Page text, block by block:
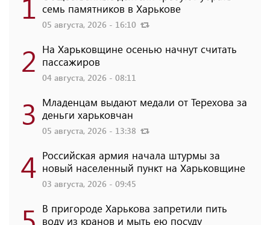
семь памятников в Харькове
05 августа, 2026 - 16:10
2 На Харьковщине осенью начнут считать
пассажиров
04 августа, 2026 - 08:11
3 Младенцам выдают медали от Терехова за
деньги харьковчан
05 августа, 2026 - 13:38
4 Российская армия начала штурмы за
новый населенный пункт на Харьковщине
03 августа, 2026 - 09:45
В пригороде Харькова запретили пить
воду из кранов и мыть ею посуду